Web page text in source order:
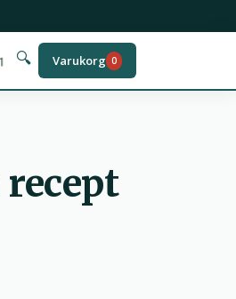
🔍 Varukorg 0